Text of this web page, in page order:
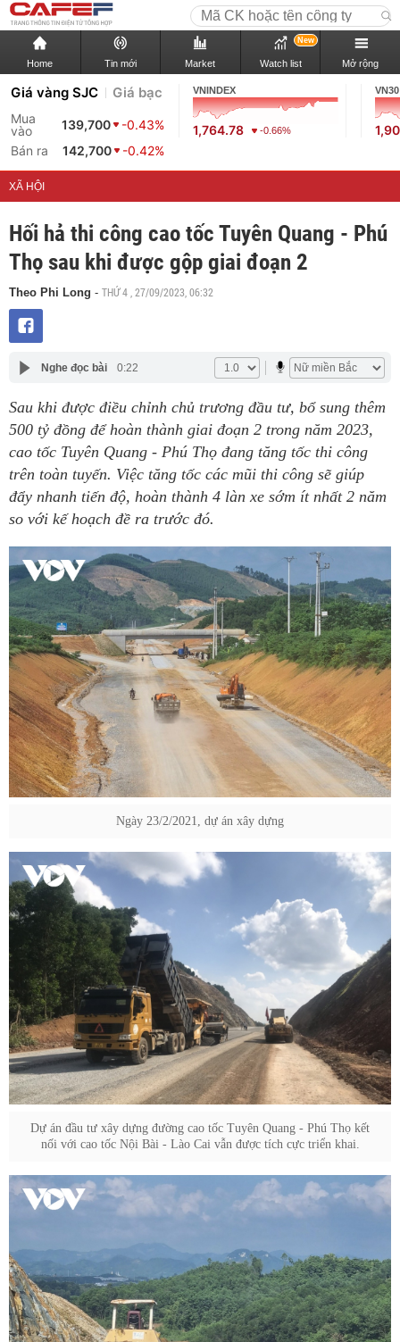
Home Tin mới Market Watch list
New
Mở rộng
Giá vàng SJC Giá bạc
Mua
vào
139,700
-0.43%
Bán ra
142,700 -0.42%
VNINDEX
1,764.78 -0.66%
VN30
XÃ HỘI
Hối hả thi công cao tốc Tuyên Quang - Phú
Thọ sau khi được gộp giai đoạn 2
Theo Phi Long - THỨ 4 , 27/09/2023, 06:32
Nghe đọc bài 0:22
Sau khi được điều chỉnh chủ trương đầu tư, bổ sung thêm
500 tỷ đồng để hoàn thành giai đoạn 2 trong năm 2023,
cao tốc Tuyên Quang - Phú Thọ đang tăng tốc thi công
trên toàn tuyến. Việc tăng tốc các mũi thi công sẽ giúp
đẩy nhanh tiến độ, hoàn thành 4 làn xe sớm ít nhất 2 năm
so với kế hoạch đề ra trước đó.
Ngày 23/2/2021, dự án xây dựng
Dự án đầu tư xây dựng đường cao tốc Tuyên Quang - Phú Thọ kết
nối với cao tốc Nội Bài - Lào Cai vẫn được tích cực triển khai.